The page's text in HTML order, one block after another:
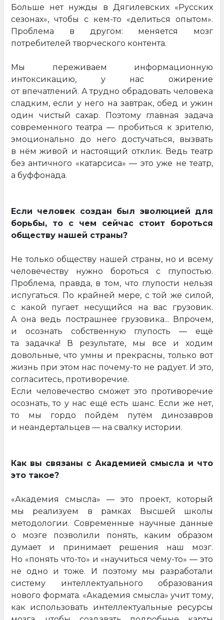
Больше нет нужды в Дягилевских «Русских
сезонах», чтобы с кем-то «делиться опытом».
Проблема в другом: меняется мозг
потребителей творческого контента.
Мы переживаем информационную
интоксикацию, у нас ожирение
от впечатлений. А трудно обрадовать человека
сладким, если у него на завтрак, обед и ужин
один чистый сахар. Поэтому главная задача
современного театра — пробиться к зрителю,
эмоционально до него достучаться, вызвать
в нём живой и настоящий отклик. Ведь театр
без античного «катарсиса» — это уже не театр,
а буффонада.
Если человек создан был эволюцией для
борьбы, то с чем сейчас стоит бороться
обществу нашей страны?
Не только обществу нашей страны, но и всему
человечеству нужно бороться с глупостью.
Проблема, правда, в том, что глупости нельзя
испугаться. По крайней мере, с той же силой,
с какой пугает несущийся на вас грузовик.
А она ведь пострашнее грузовика... Впрочем,
и осознать собственную глупость — ещё
та задачка! В результате, мы все и ходим
довольные, что умны и прекрасны, только вот
жизнь при этом нас почему-то не радует. И это,
согласитесь, противоречие.
Если человечество сможет это противоречие
осознать, то у нас ещё есть шанс. Если же нет,
то мы гордо пойдём путём динозавров
и неандертальцев — на свалку истории.
Как вы связаны с Академией смысла и что
это такое?
«Академия смысла» — это проект, который
мы реализуем в рамках Высшей школы
методологии. Современные научные данные
о мозге позволили понять, каким образом
думает и принимает решения наш мозг.
Но «понять что-то» и «научиться чему-то» — это
не одно и тоже. И поэтому мы разработали
систему интеллектуального образования
нового формата. «Академия смысла» учит тому,
как использовать интеллектуальные ресурсы